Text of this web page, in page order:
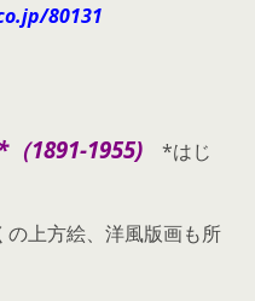
80131
1891-1955) *はじ
上方絵、洋風版画も所